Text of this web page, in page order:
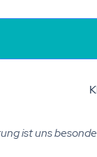
ist uns